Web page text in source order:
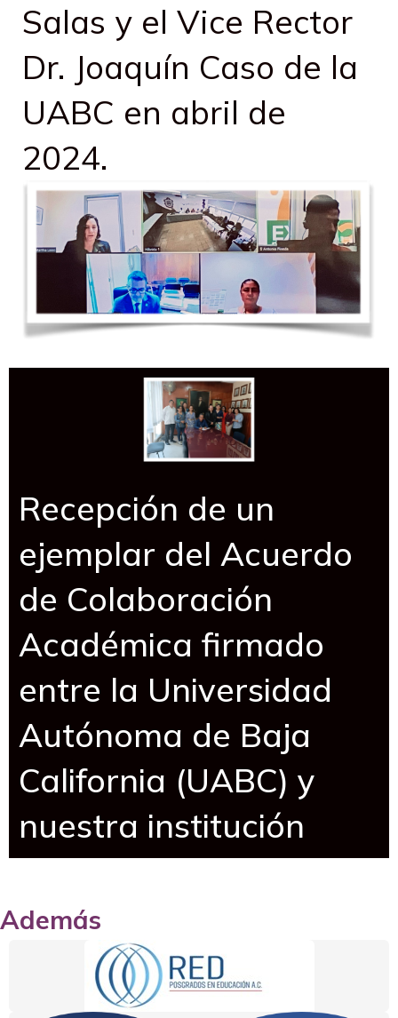
Salas y el Vice Rector
Dr. Joaquín Caso de la
UABC en abril de
2024.
Recepción de un
ejemplar del Acuerdo
de Colaboración
Académica firmado
entre la Universidad
Autónoma de Baja
California (UABC) y
nuestra institución
Además